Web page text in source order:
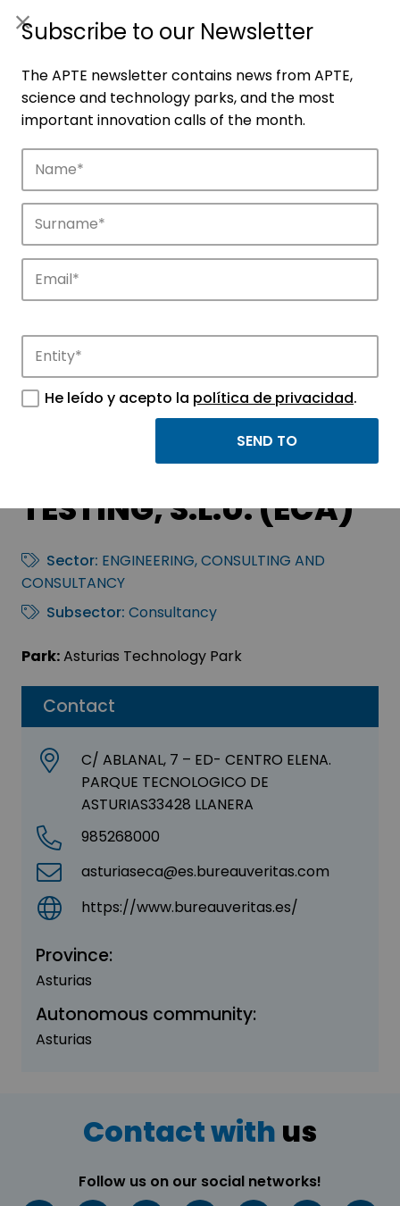
Companies
innovation in APTE’s parks.
Contact
C/ ABLANAL, 7 – ED- CENTRO ELENA.
PARQUE TECNOLOGICO DE
ASTURIAS33428 LLANERA
985268000
asturiaseca@es.bureauveritas.com
https://www.bureauveritas.es/
Province:
Asturias
Autonomous community:
Asturias
BUREAU VERITAS
INSPECCION Y
TESTING, S.L.U. (ECA)
Sector: ENGINEERING, CONSULTING AND
CONSULTANCY
Subsector: Consultancy
Park:Asturias Technology Park
Contact with us
Follow us on our social networks!
Subscribe to our Newsletter
The APTE newsletter contains news from APTE,
science and technology parks, and the most
important innovation calls of the month.
He leído y acepto la política de privacidad.